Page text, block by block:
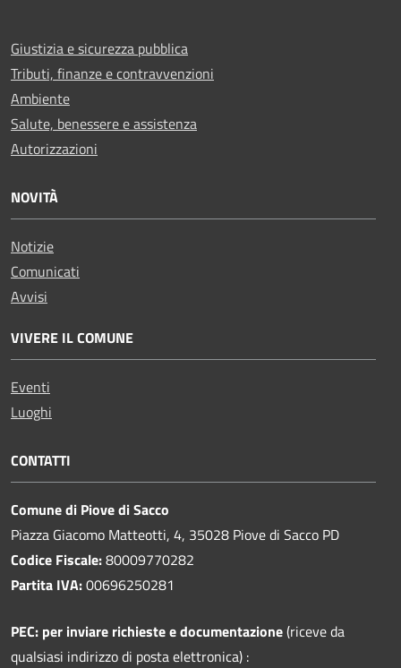
Giustizia e sicurezza pubblica
Tributi, finanze e contravvenzioni
Ambiente
Salute, benessere e assistenza
Autorizzazioni
NOVITÀ
Notizie
Comunicati
Avvisi
VIVERE IL COMUNE
Eventi
Luoghi
CONTATTI
Comune di Piove di Sacco
Piazza Giacomo Matteotti, 4, 35028 Piove di Sacco PD
Codice Fiscale:80009770282
Partita IVA:00696250281
PEC: per inviare richieste e documentazione(riceve da
qualsiasi indirizzo di posta elettronica) :